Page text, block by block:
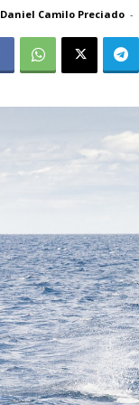
Daniel Camilo Preciado -